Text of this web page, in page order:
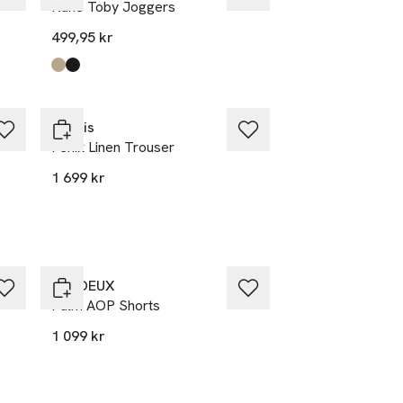
Kane Toby Joggers
499,95 kr
Produkten finns i färgerna:
Crockery
Black
Morris
Fenix Linen Trouser
1 699 kr
LES DEUX
Palm AOP Shorts
1 099 kr